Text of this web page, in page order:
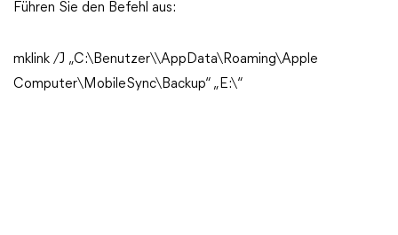
Führen Sie den Befehl aus:
mklink /J „C:\Benutzer\\AppData\Roaming\Apple
Computer\MobileSync\Backup“ „E:\“